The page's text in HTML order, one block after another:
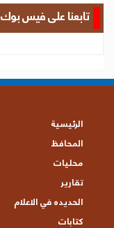
تابعنا على فيس بوك
الرئيسية
المحافظ
محليات
تقارير
الحديده في الاعلام
كتابات